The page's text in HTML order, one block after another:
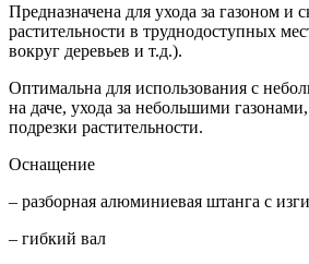
Предназначена для ухода за газоном и
растительности в труднодоступных
вокруг деревьев и т.д.).
Оптимальна для использования с
на даче, ухода за небольшими
подрезки растительности.
Оснащение
– разборная алюминиевая штанга с
– гибкий вал